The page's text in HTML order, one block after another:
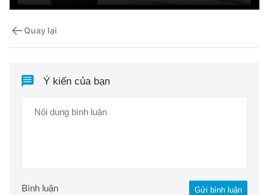
Quay lại
Ý kiến của bạn
Gửi bình luận
Bình luận